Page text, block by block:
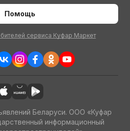
Помощь
сервиса Куфар Маркет
Беларуси. ООО «Куфар
информационный